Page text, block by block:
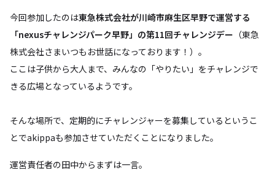
今回参加したのは東急株式会社が川崎市麻生区早野で運営する
「nexusチャレンジパーク早野」の第11回チャレンジデー （東急
株式会社さまいつもお世話になっております！）。
ここは子供から大人まで、みんなの「やりたい」をチャレンジで
きる広場となっているようです。
そんな場所で、定期的にチャレンジャーを募集しているというこ
とでakippaも参加させていただくことになりました。
運営責任者の田中からまずは一言。